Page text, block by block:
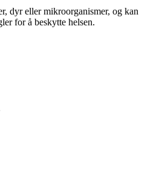
dyr eller mikroorganismer, og kan
for å beskytte helsen.